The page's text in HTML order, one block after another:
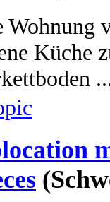
Wohnung
Küche